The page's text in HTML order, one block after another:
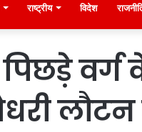
राष्ट्रीय विदेश